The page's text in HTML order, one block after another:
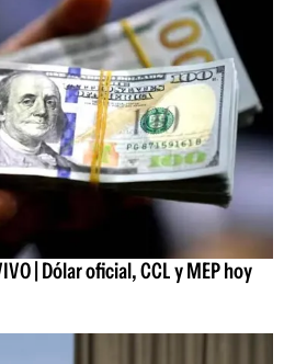
| Dólar oficial, CCL y MEP hoy